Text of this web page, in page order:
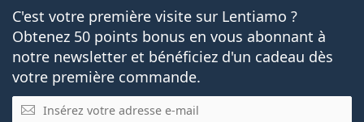
C'est votre première visite sur Lentiamo ?
Obtenez 50 points bonus en vous abonnant à
notre newsletter et bénéficiez d'un cadeau dès
votre première commande.
E-mail